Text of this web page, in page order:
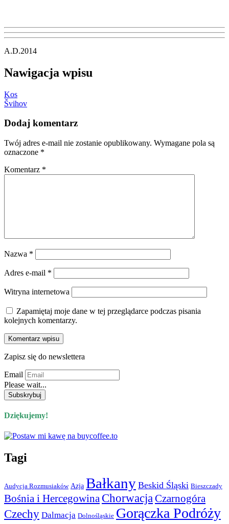
A.D.2014
Nawigacja wpisu
Kos
Švihov
Dodaj komentarz
Twój adres e-mail nie zostanie opublikowany. Wymagane pola są
oznaczone *
Komentarz *
Nazwa *
Adres e-mail *
Witryna internetowa
Zapamiętaj moje dane w tej przeglądarce podczas pisania
kolejnych komentarzy.
Zapisz się do newslettera
Email
Please wait...
Dziękujemy!
Tagi
Audycja Rozmusiaków Azja Bałkany Beskid Śląski Bieszczady
Bośnia i Hercegowina Chorwacja Czarnogóra
Czechy Dalmacja Dolnośląskie Gorączka Podróży